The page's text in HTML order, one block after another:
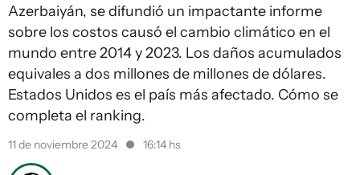
Azerbaiyán, se difundió un impactante informe
sobre los costos causó el cambio climático en el
mundo entre 2014 y 2023. Los daños acumulados
equivales a dos millones de millones de dólares.
Estados Unidos es el país más afectado. Cómo se
completa el ranking.
11 de noviembre 2024 16:14 hs